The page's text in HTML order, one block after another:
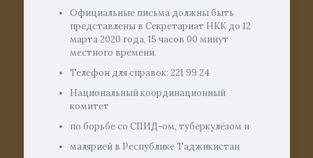
Официальные письма должны быть
представлены в Секретариат НКК до 12
марта 2020 года, 15 часов 00 минут
местного времени.
Телефон для справок: 221 99 24
Национальный координационный
комитет
по борьбе со СПИД-ом, туберкулёзом и
малярией в Республике Таджикистан